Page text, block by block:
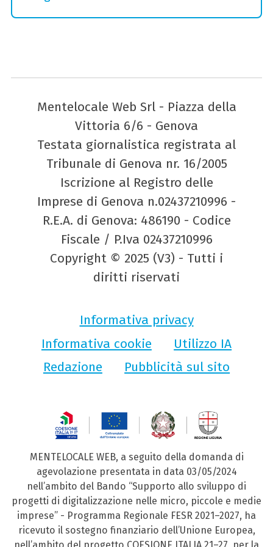
Mentelocale Web Srl - Piazza della
Vittoria 6/6 - Genova
Testata giornalistica registrata al
Tribunale di Genova nr. 16/2005
Iscrizione al Registro delle
Imprese di Genova n.02437210996 -
R.E.A. di Genova: 486190 - Codice
Fiscale / P.Iva 02437210996
Copyright © 2025 (V3) - Tutti i
diritti riservati
Informativa privacy
Informativa cookie
Utilizzo IA
Redazione
Pubblicità sul sito
MENTELOCALE WEB, a seguito della domanda di
agevolazione presentata in data 03/05/2024
nell’ambito del Bando “Supporto allo sviluppo di
progetti di digitalizzazione nelle micro, piccole e medie
imprese” - Programma Regionale FESR 2021–2027, ha
ricevuto il sostegno finanziario dell’Unione Europea,